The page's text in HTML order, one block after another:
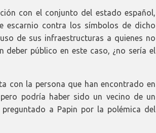
con el conjunto del estado español,
escarnio contra los símbolos de dicho
de sus infraestructuras a quienes no
deber público en este caso, ¿no sería el
con la persona que han encontrado en
podría haber sido un vecino de un
a Papin por la polémica del